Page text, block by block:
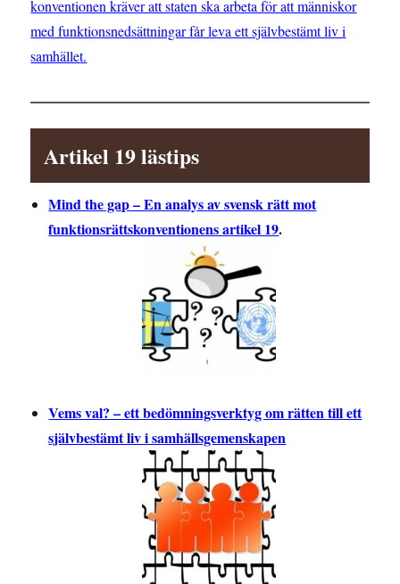
konventionen kräver att staten ska arbeta för att människor
med funktionsnedsättningar får leva ett självbestämt liv i
samhället.
Artikel 19 lästips
Mind the gap – En analys av svensk rätt mot
funktionsrättskonventionens artikel 19.
Vems val? – ett bedömningsverktyg om rätten till ett
självbestämt liv i samhällsgemenskapen